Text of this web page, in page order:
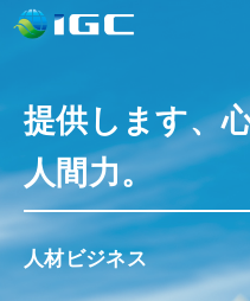
提供します、
人間力。
人材ビジネス